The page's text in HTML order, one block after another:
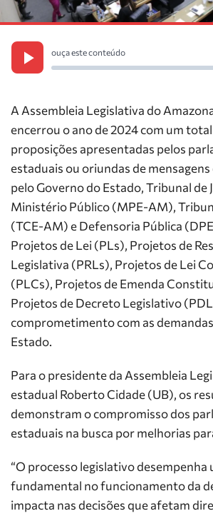
ouça este conteúdo
A Assembleia Legislativa do
encerrou o ano de 2024 com um total
proposições apresentadas pelos
estaduais ou oriundas de
pelo Governo do Estado, Tribunal de
Ministério Público (MPE-AM),
(TCE-AM) e Defensoria Pública
Projetos de Lei (PLs), Projetos de
Legislativa (PRLs), Projetos de Lei
(PLCs), Projetos de Emenda
Projetos de Decreto Legislativo
comprometimento com as
Estado.
Para o presidente da Assembleia
estadual Roberto Cidade (UB), os
demonstram o compromisso dos
estaduais na busca por melhorias
“O processo legislativo desempenha
fundamental no funcionamento da
impacta nas decisões que afetam